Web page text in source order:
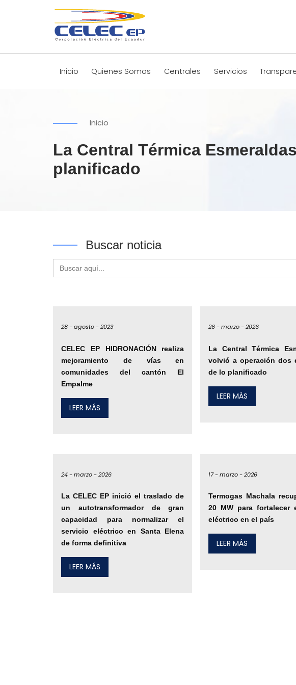
Inicio Quienes Somos Centrales Servicios
Inicio
La Central Térmica
planificado
Buscar noticia
Buscar:
28 -agosto -2023
CELEC EP HIDRONACIÓN realiza
mejoramiento de vías en
comunidades del cantón El
Empalme
LEER MÁS
26 - marzo - 2026
La Central Térmica
volvió a operación dos
de lo planificado
LEER MÁS
24 -marzo -2026
La CELEC EP inició el traslado de
un autotransformador de gran
capacidad para normalizar el
servicio eléctrico en Santa Elena
de forma definitiva
LEER MÁS
17 - marzo - 2026
Termogas Machala
20 MW para fortalecer
eléctrico en el país
LEER MÁS